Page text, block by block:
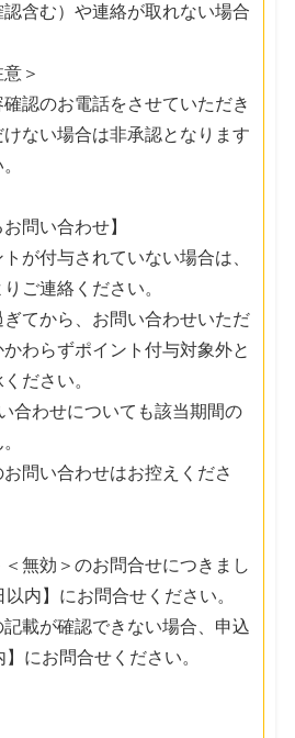
含む）や連絡が取れない場合
＞
認のお電話をさせていただき
ない場合は非承認となります
問い合わせ】
が付与されていない場合は、
ご連絡ください。
てから、お問い合わせいただ
わらずポイント付与対象外と
ださい。
合わせについても該当期間の
問い合わせはお控えくださ
＜無効＞のお問合せにつきまし
内】にお問合せください。
記載が確認できない場合、申込
にお問合せください。